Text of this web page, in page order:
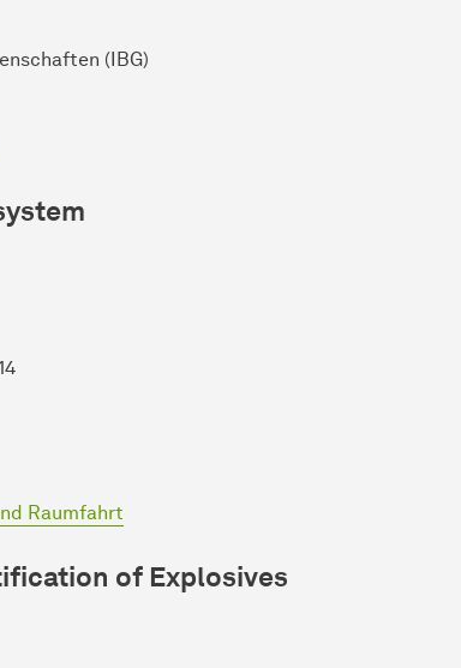
(IBG)
Raumfahrt
of Explosives